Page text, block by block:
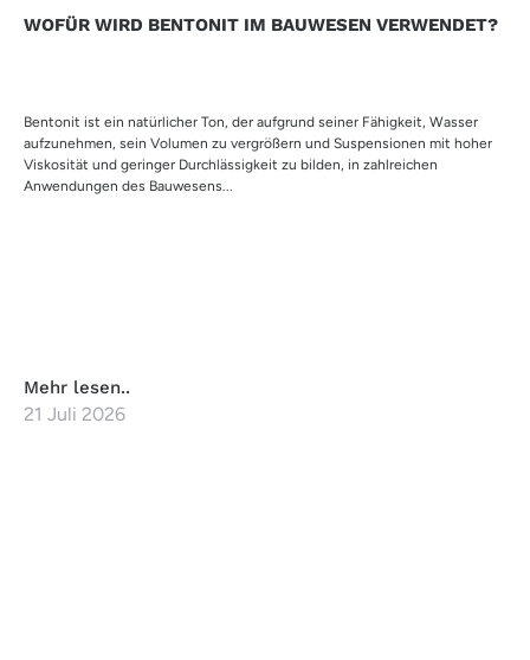
WOFÜR WIRD BENTONIT IM BAUWESEN VERWENDET?
Bentonit ist ein natürlicher Ton, der aufgrund seiner Fähigkeit, Wasser
aufzunehmen, sein Volumen zu vergrößern und Suspensionen mit hoher
Viskosität und geringer Durchlässigkeit zu bilden, in zahlreichen
Anwendungen des Bauwesens...
Mehr lesen..
21 Juli 2026